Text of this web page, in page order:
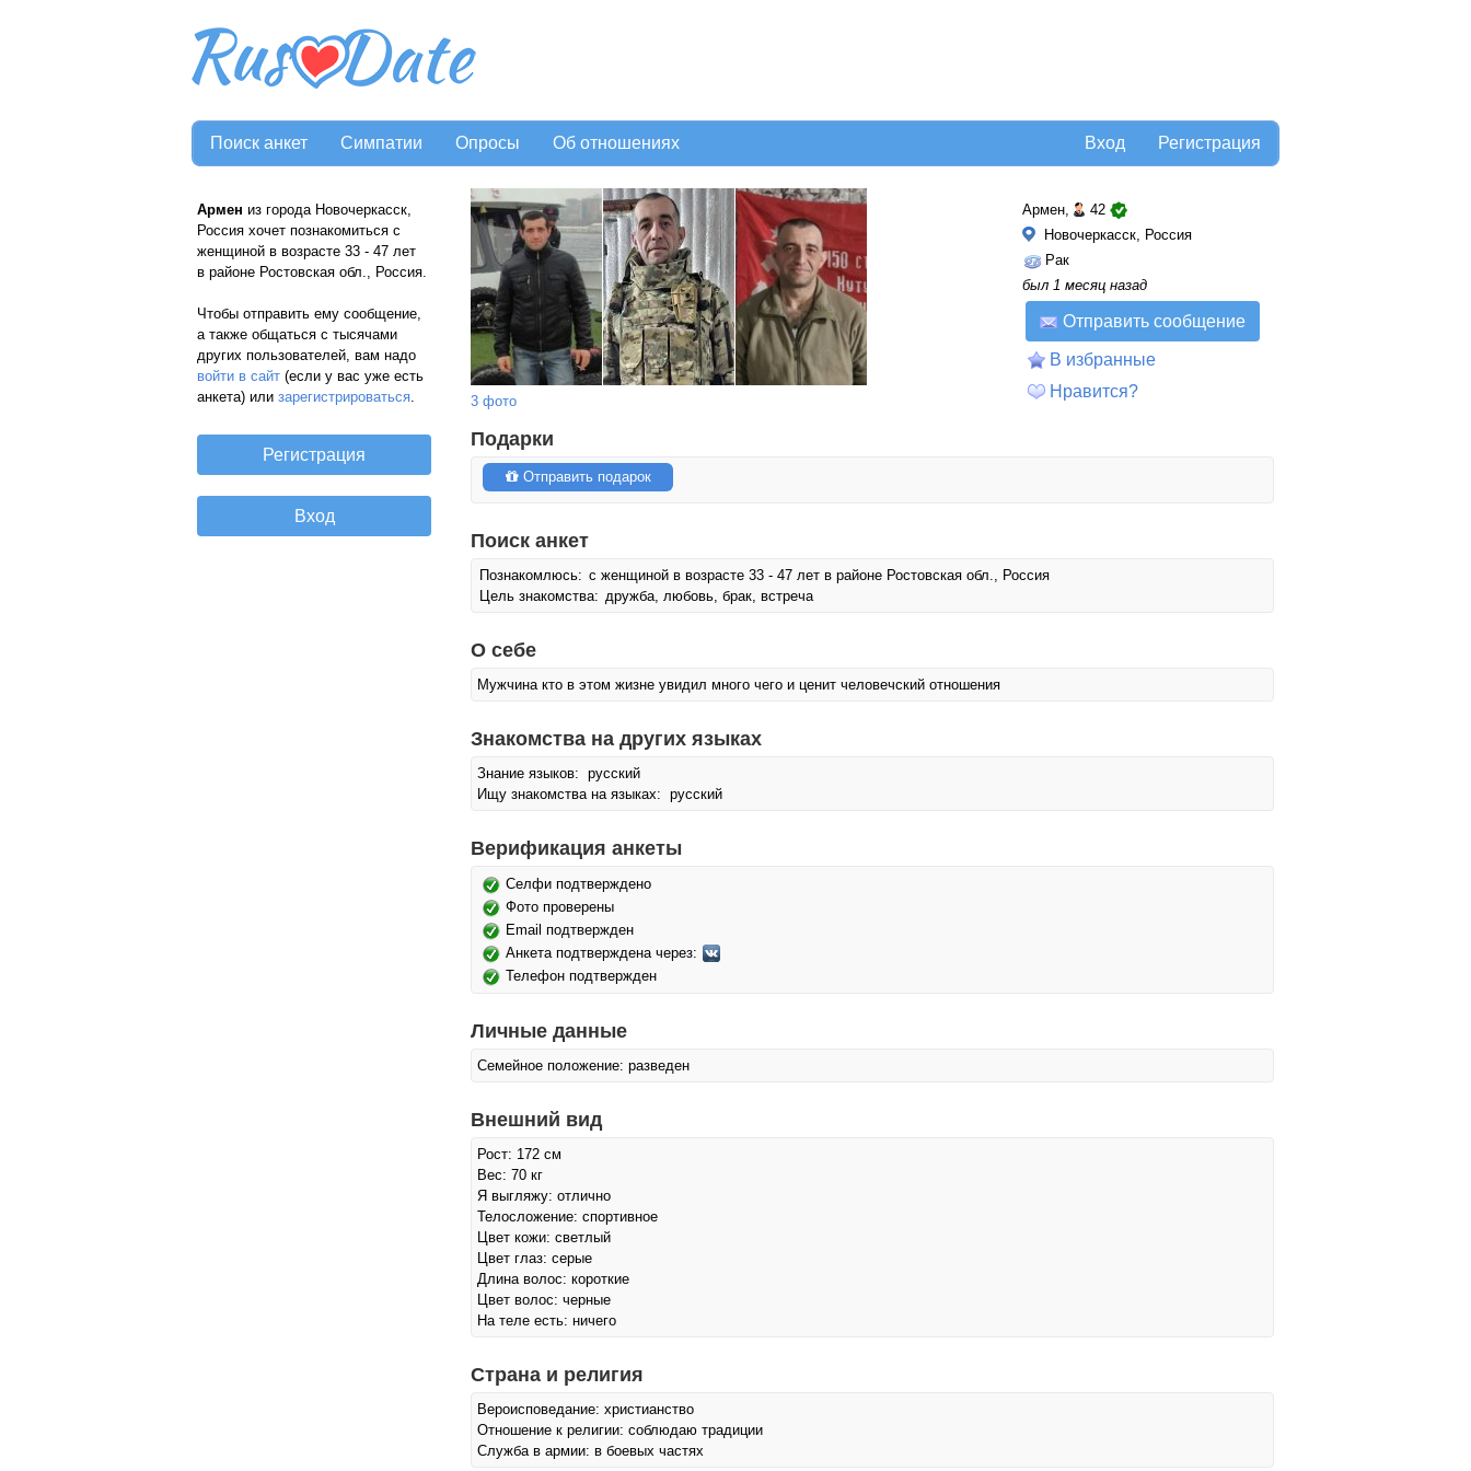
Поиск анкет Симпатии Опросы Об отношениях Регистрация
Вход
Армен из города Новочеркасск,
Россия хочет познакомиться с
женщиной в возрасте 33 - 47 лет
в районе Ростовская обл., Россия.
Чтобы отправить ему сообщение,
а также общаться с тысячами
других пользователей, вам надо
войти в сайт (если у вас уже есть
анкета) или зарегистрироваться. 3 фото
Армен,
42
Новочеркасск, Россия
Рак
был 1 месяц назад
Отправить сообщение
В избранные
Нравится?
Подарки
Отправить подарок
Поиск анкет
Познакомлюсь: с женщиной в возрасте 33 - 47 лет в районе Ростовская обл., Россия
Цель знакомства: дружба, любовь, брак, встреча
О себе
Мужчина кто в этом жизне увидил много чего и ценит человечский отношения
Знакомства на других языках
Знание языков: русский
Ищу знакомства на языках: русский
Верификация анкеты
Селфи подтверждено
Фото проверены
Email подтвержден
Анкета подтверждена через:
Телефон подтвержден
Личные данные
Семейное положение: разведен
Внешний вид
Рост: 172 см
Вес: 70 кг
Я выгляжу: отлично
Телосложение: спортивное
Цвет кожи: светлый
Цвет глаз: серые
Длина волос: короткие
Цвет волос: черные
На теле есть: ничего
Страна и религия
Вероисповедание: христианство
Отношение к религии: соблюдаю традиции
Служба в армии: в боевых частях